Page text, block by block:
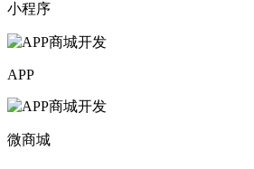
小程序
APP
微商城